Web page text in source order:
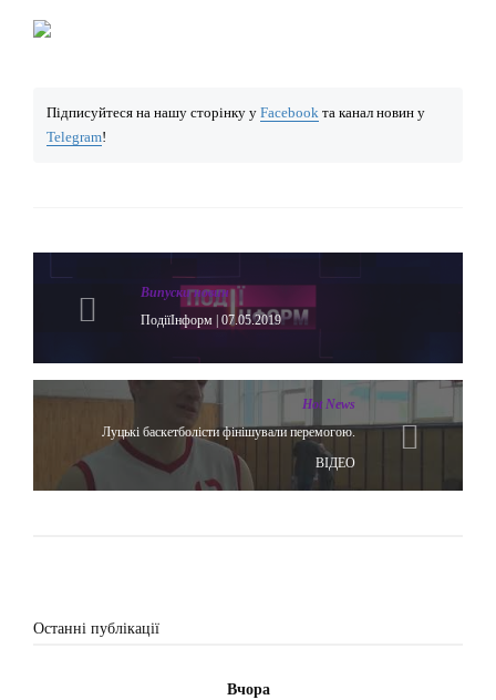
Підписуйтеся на нашу сторінку у Facebook та канал новин у
Telegram!
Випуски новин
ПодіїІнформ | 07.05.2019
Hot News
Луцькі баскетболісти фінішували перемогою.
ВІДЕО
Останні публікації
Вчора